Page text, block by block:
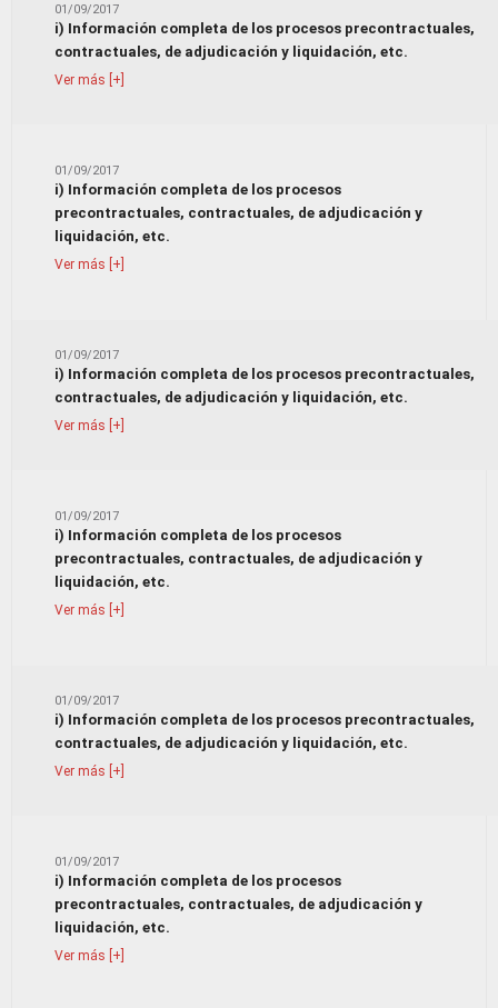
01/09/2017
i) Información completa de los procesos precontractuales,
contractuales, de adjudicación y liquidación, etc.
Ver más [+]
01/09/2017
i) Información completa de los procesos
precontractuales, contractuales, de adjudicación y
liquidación, etc.
Ver más [+]
01/09/2017
i) Información completa de los procesos precontractuales,
contractuales, de adjudicación y liquidación, etc.
Ver más [+]
01/09/2017
i) Información completa de los procesos
precontractuales, contractuales, de adjudicación y
liquidación, etc.
Ver más [+]
01/09/2017
i) Información completa de los procesos precontractuales,
contractuales, de adjudicación y liquidación, etc.
Ver más [+]
01/09/2017
i) Información completa de los procesos
precontractuales, contractuales, de adjudicación y
liquidación, etc.
Ver más [+]